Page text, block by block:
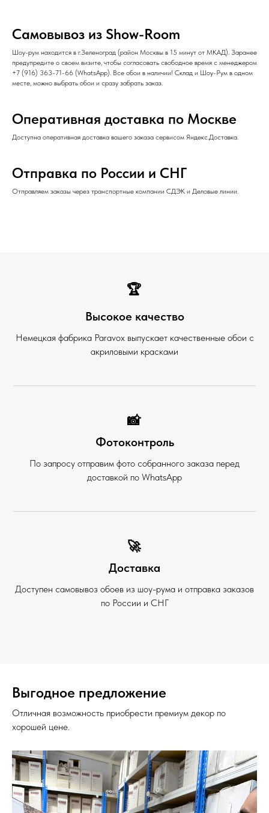
Самовывоз из Show-Room
Шоу-рум находится в г.Зеленоград (район Москвы в 15 минут от МКАД). Заранее
предупредите о своем визите, чтобы согласовать свободное время с менеджером
+7 (916) 363-71-66 (WhatsApp). Все обои в наличии! Склад и Шоу-Рум в одном
месте, можно выбрать обои и сразу забрать заказ.
Оперативная доставка по Москве
Доступна оперативная доставка вашего заказа сервисом Яндекс.Доставка.
Отправка по России и СНГ
Отправляем заказы через транспортные компании СДЭК и Деловые линии.
🏆
Высокое качество
Немецкая фабрика Paravox выпускает качественные обои с
акриловыми красками
📸
Фотоконтроль
По запросу отправим фото собранного заказа перед
доставкой по WhatsApp
🚀
Доставка
Доступен самовывоз обоев из шоу-рума и отправка заказов
по России и СНГ
Выгодное предложение
Отличная возможность приобрести премиум декор по
хорошей цене.